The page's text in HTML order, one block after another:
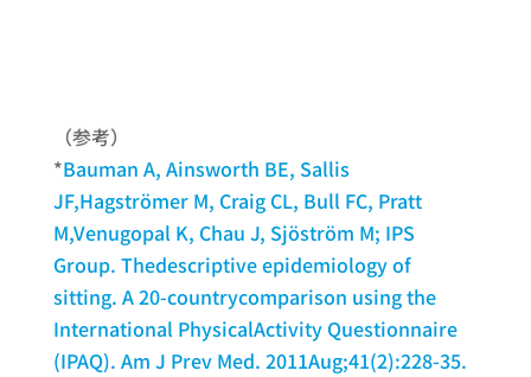
（参考）
*Bauman A, Ainsworth BE, Sallis
JF,Hagströmer M, Craig CL, Bull FC, Pratt
M,Venugopal K, Chau J, Sjöström M; IPS
Group. Thedescriptive epidemiology of
sitting. A 20-countrycomparison using the
International PhysicalActivity Questionnaire
(IPAQ). Am J Prev Med. 2011Aug;41(2):228-35.